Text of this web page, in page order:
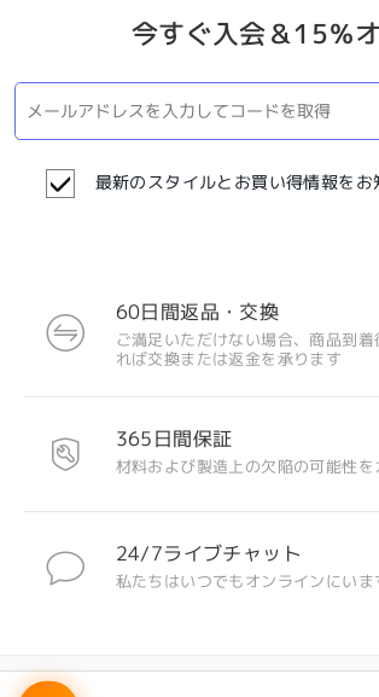
今すぐ入会＆15％
最新のスタイルとお買い得情報をお
60日間返品・交換
ご満足いただけない場合、商品到
れば交換または返金を承ります
365日間保証
材料および製造上の欠陥の可能性を
24/7ライブチャット
私たちはいつでもオンラインにいま